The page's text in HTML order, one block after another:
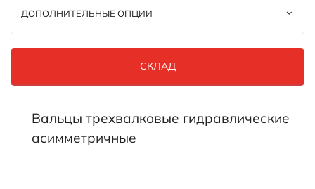
ДОПОЛНИТЕЛЬНЫЕ ОПЦИИ
СКЛАД
Вальцы трехвалковые гидравлические
асимметричные